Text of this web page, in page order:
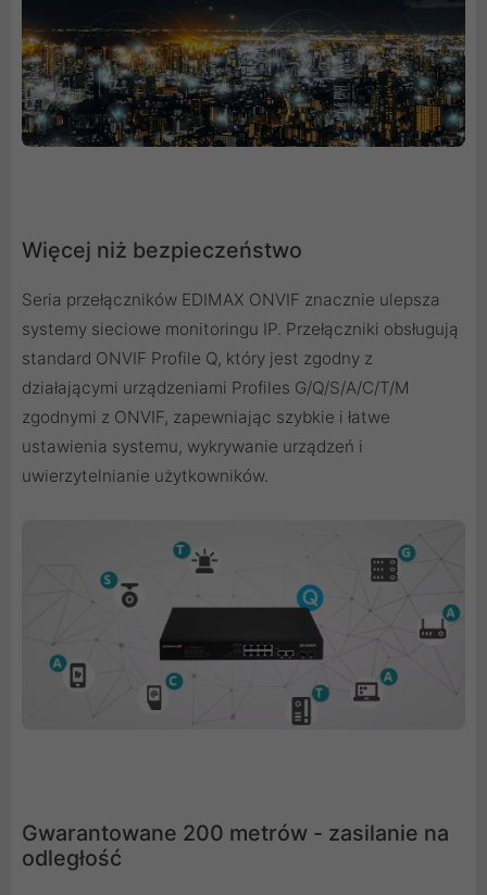
Więcej niż bezpieczeństwo
Seria przełączników EDIMAX ONVIF znacznie ulepsza
systemy sieciowe monitoringu IP. Przełączniki obsługują
standard ONVIF Profile Q, który jest zgodny z
działającymi urządzeniami Profiles G/Q/S/A/C/T/M
zgodnymi z ONVIF, zapewniając szybkie i łatwe
ustawienia systemu, wykrywanie urządzeń i
uwierzytelnianie użytkowników.
Gwarantowane 200 metrów - zasilanie na
odległość